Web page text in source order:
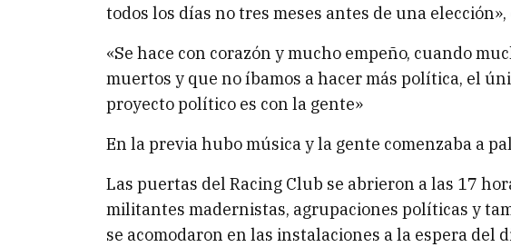
todos los días no tres meses antes de una
«Se hace con corazón y mucho empeño, cuando
muertos y que no íbamos a hacer más política, el
proyecto político es con la gente»
En la previa hubo música y la gente comenzaba a
Las puertas del Racing Club se abrieron a las 17
militantes madernistas, agrupaciones políticas y
se acomodaron en las instalaciones a la espera del